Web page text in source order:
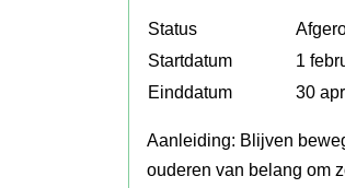
Status
Startdatum
1
Einddatum
30
Aanleiding: Blijven
ouderen van belang om